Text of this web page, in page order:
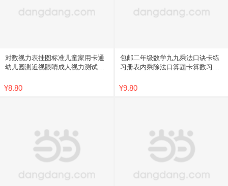
对数视力表挂图标准儿童家用卡通
幼儿园测近视眼睛成人视力测试表
¥8.80
包邮二年级数学九九乘法口诀卡练
习册表内乘除法口算题卡算数习题
¥9.80